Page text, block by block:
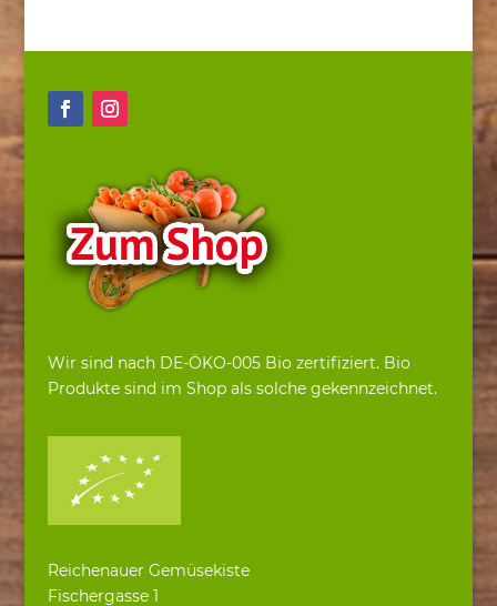
Wir sind nach DE-ÖKO-005 Bio zertifiziert. Bio
Produkte sind im Shop als solche gekennzeichnet.
Reichenauer Gemüsekiste
Fischergasse 1